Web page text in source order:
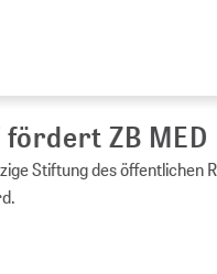
fördert ZB MED
Stiftung des